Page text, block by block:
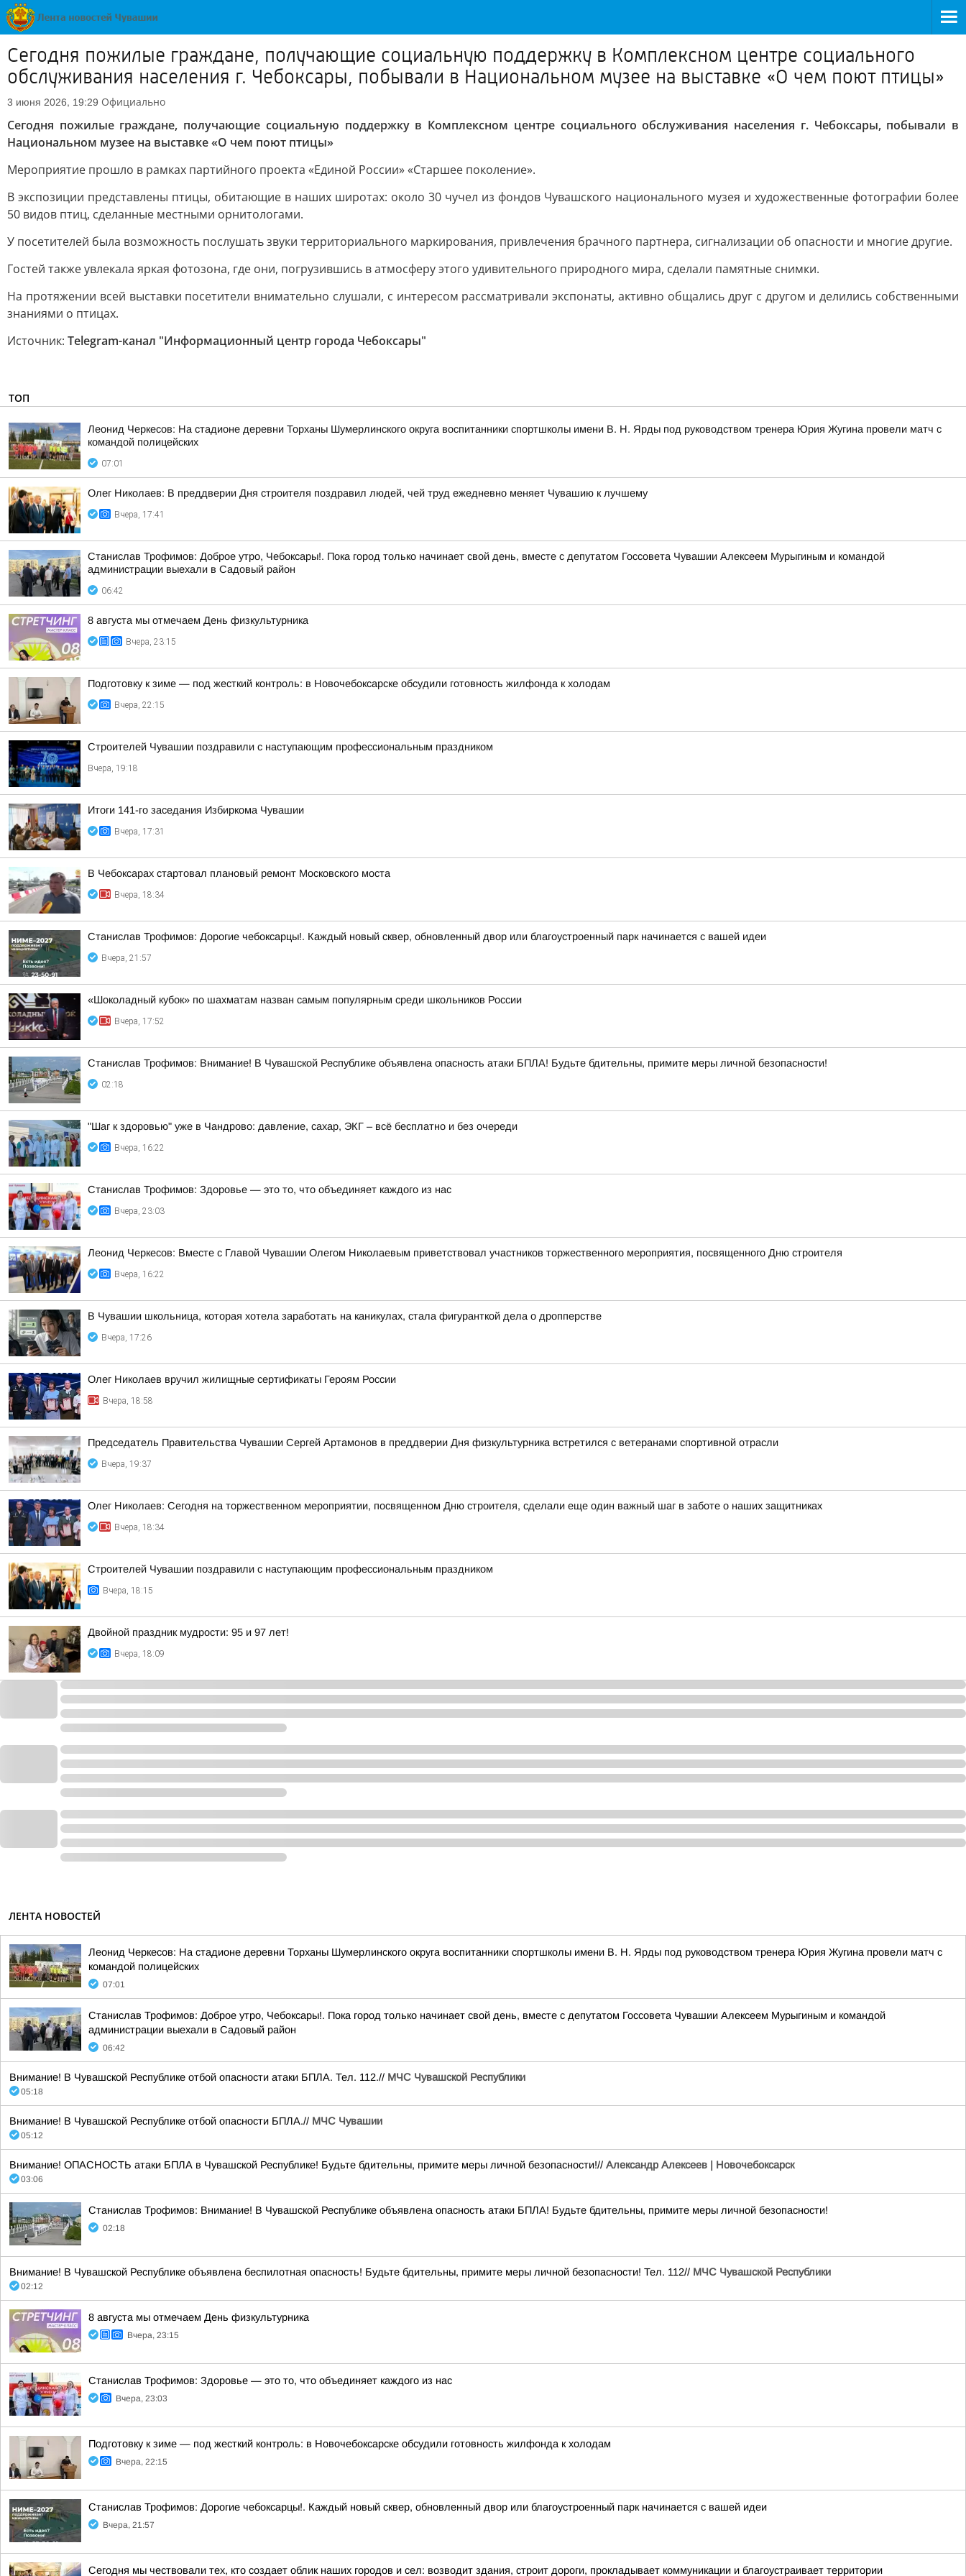
Сегодня пожилые граждане, получающие социальную поддержку в Комплексном центре социального
обслуживания населения г. Чебоксары, побывали в Национальном музее на выставке «О чем поют птицы»
3 июня 2026, 19:29 Официально
Сегодня пожилые граждане, получающие социальную поддержку в Комплексном центре социального обслуживания населения г. Чебоксары, побывали в
Национальном музее на выставке «О чем поют птицы»
Мероприятие прошло в рамках партийного проекта «Единой России» «Старшее поколение».
В экспозиции представлены птицы, обитающие в наших широтах: около 30 чучел из фондов Чувашского национального музея и художественные фотографии более
50 видов птиц, сделанные местными орнитологами.
У посетителей была возможность послушать звуки территориального маркирования, привлечения брачного партнера, сигнализации об опасности и многие другие.
Гостей также увлекала яркая фотозона, где они, погрузившись в атмосферу этого удивительного природного мира, сделали памятные снимки.
На протяжении всей выставки посетители внимательно слушали, с интересом рассматривали экспонаты, активно общались друг с другом и делились собственными
знаниями о птицах.
Источник: Telegram-канал "Информационный центр города Чебоксары"
ТОП
Леонид Черкесов: На стадионе деревни Торханы Шумерлинского округа воспитанники спортшколы имени В. Н. Ярды под руководством тренера Юрия Жугина провели матч с
командой полицейских
07:01
Олег Николаев: В преддверии Дня строителя поздравил людей, чей труд ежедневно меняет Чувашию к лучшему
Вчера, 17:41
Станислав Трофимов: Доброе утро, Чебоксары!. Пока город только начинает свой день, вместе с депутатом Госсовета Чувашии Алексеем Мурыгиным и командой
администрации выехали в Садовый район
06:42
8 августа мы отмечаем День физкультурника
Вчера, 23:15
Подготовку к зиме — под жесткий контроль: в Новочебоксарске обсудили готовность жилфонда к холодам
Вчера, 22:15
Строителей Чувашии поздравили с наступающим профессиональным праздником
Вчера, 19:18
Итоги 141-го заседания Избиркома Чувашии
Вчера, 17:31
В Чебоксарах стартовал плановый ремонт Московского моста
Вчера, 18:34
Станислав Трофимов: Дорогие чебоксарцы!. Каждый новый сквер, обновленный двор или благоустроенный парк начинается с вашей идеи
Вчера, 21:57
«Шоколадный кубок» по шахматам назван самым популярным среди школьников России
Вчера, 17:52
Станислав Трофимов: Внимание! В Чувашской Республике объявлена опасность атаки БПЛА! Будьте бдительны, примите меры личной безопасности!
02:18
"Шаг к здоровью" уже в Чандрово: давление, сахар, ЭКГ – всё бесплатно и без очереди
Вчера, 16:22
Станислав Трофимов: Здоровье — это то, что объединяет каждого из нас
Вчера, 23:03
Леонид Черкесов: Вместе с Главой Чувашии Олегом Николаевым приветствовал участников торжественного мероприятия, посвященного Дню строителя
Вчера, 16:22
В Чувашии школьница, которая хотела заработать на каникулах, стала фигуранткой дела о дропперстве
Вчера, 17:26
Олег Николаев вручил жилищные сертификаты Героям России
Вчера, 18:58
Председатель Правительства Чувашии Сергей Артамонов в преддверии Дня физкультурника встретился с ветеранами спортивной отрасли
Вчера, 19:37
Олег Николаев: Сегодня на торжественном мероприятии, посвященном Дню строителя, сделали еще один важный шаг в заботе о наших защитниках
Вчера, 18:34
Строителей Чувашии поздравили с наступающим профессиональным праздником
Вчера, 18:15
Двойной праздник мудрости: 95 и 97 лет!
Вчера, 18:09
ЛЕНТА НОВОСТЕЙ
Леонид Черкесов: На стадионе деревни Торханы Шумерлинского округа воспитанники спортшколы имени В. Н. Ярды под руководством тренера Юрия Жугина провели матч с
командой полицейских
07:01
Станислав Трофимов: Доброе утро, Чебоксары!. Пока город только начинает свой день, вместе с депутатом Госсовета Чувашии Алексеем Мурыгиным и командой
администрации выехали в Садовый район
06:42
Внимание! В Чувашской Республике отбой опасности атаки БПЛА. Тел. 112.// МЧС Чувашской Республики
05:18
Внимание! В Чувашской Республике отбой опасности БПЛА.// МЧС Чувашии
05:12
Внимание! ОПАСНОСТЬ атаки БПЛА в Чувашской Республике! Будьте бдительны, примите меры личной безопасности!// Александр Алексеев | Новочебоксарск
03:06
Станислав Трофимов: Внимание! В Чувашской Республике объявлена опасность атаки БПЛА! Будьте бдительны, примите меры личной безопасности!
02:18
Внимание! В Чувашской Республике объявлена беспилотная опасность! Будьте бдительны, примите меры личной безопасности! Тел. 112// МЧС Чувашской Республики
02:12
8 августа мы отмечаем День физкультурника
Вчера, 23:15
Станислав Трофимов: Здоровье — это то, что объединяет каждого из нас
Вчера, 23:03
Подготовку к зиме — под жесткий контроль: в Новочебоксарске обсудили готовность жилфонда к холодам
Вчера, 22:15
Станислав Трофимов: Дорогие чебоксарцы!. Каждый новый сквер, обновленный двор или благоустроенный парк начинается с вашей идеи
Вчера, 21:57
Сегодня мы чествовали тех, кто создает облик наших городов и сел: возводит здания, строит дороги, прокладывает коммуникации и благоустраивает территории